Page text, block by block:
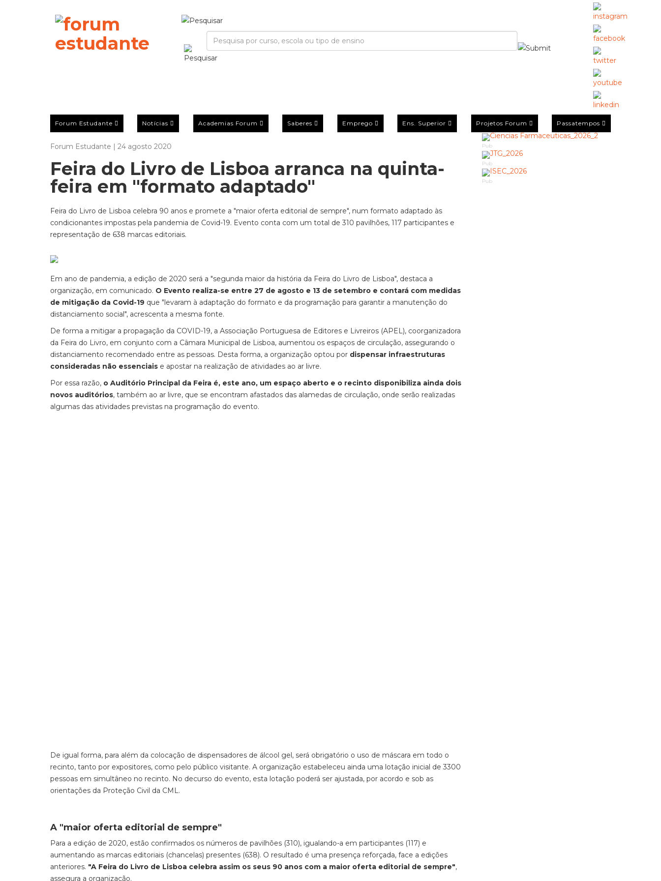
Forum Estudante Notícias Academias Forum Saberes Emprego Ens. Superior Projetos Forum Passatempos
Forum Estudante | 24 agosto 2020
Feira do Livro de Lisboa arranca na quinta-
feira em "formato adaptado"
Feira do Livro de Lisboa celebra 90 anos e promete a "maior oferta editorial de sempre", num formato adaptado às
condicionantes impostas pela pandemia de Covid-19. Evento conta com um total de 310 pavilhões, 117 participantes e
representação de 638 marcas editoriais.
Em ano de pandemia, a edição de 2020 será a "segunda maior da história da Feira do Livro de Lisboa", destaca a
organização, em comunicado. O Evento realiza-se entre 27 de agosto e 13 de setembro e contará com medidas
de mitigação da Covid-19 que "levaram à adaptação do formato e da programação para garantir a manutenção do
distanciamento social", acrescenta a mesma fonte.
De forma a mitigar a propagação da COVID-19, a Associação Portuguesa de Editores e Livreiros (APEL), coorganizadora
da Feira do Livro, em conjunto com a Câmara Municipal de Lisboa, aumentou os espaços de circulação, assegurando o
distanciamento recomendado entre as pessoas. Desta forma, a organização optou por dispensar infraestruturas
consideradas não essenciais e apostar na realização de atividades ao ar livre.
Por essa razão, o Auditório Principal da Feira é, este ano, um espaço aberto e o recinto disponibiliza ainda dois
novos auditórios, também ao ar livre, que se encontram afastados das alamedas de circulação, onde serão realizadas
algumas das atividades previstas na programação do evento.
De igual forma, para além da colocação de dispensadores de álcool gel, será obrigatório o uso de máscara em todo o
recinto, tanto por expositores, como pelo público visitante. A organização estabeleceu ainda uma lotação inicial de 3300
pessoas em simultâneo no recinto. No decurso do evento, esta lotação poderá ser ajustada, por acordo e sob as
orientações da Proteção Civil da CML.
A "maior oferta editorial de sempre"
Para a ediçáo de 2020, estão confirmados os números de pavilhões (310), igualando-a em participantes (117) e
aumentando as marcas editoriais (chancelas) presentes (638). O resultado é uma presença reforçada, face a edições
anteriores. "A Feira do Livro de Lisboa celebra assim os seus 90 anos com a maior oferta editorial de sempre",
assegura a organização.
Pub
Pub
Pub